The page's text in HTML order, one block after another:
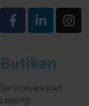
Butiken
Serviceverkstad
Leasing